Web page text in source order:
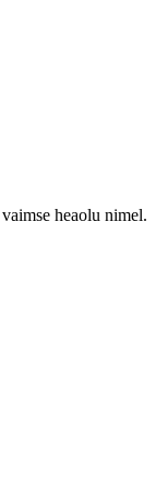
heaolu nimel.